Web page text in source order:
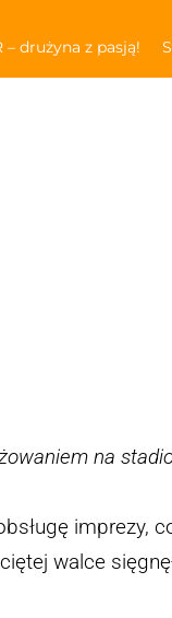
– drużyna z pasją!
na
imprezy,
walce